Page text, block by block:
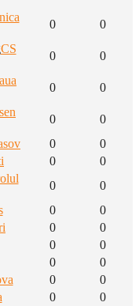
0 0
CS
0 0
0 0
0
0
0
0
0
0
0
0
0
0
0
0
0
0
0
0
0
0
0
0